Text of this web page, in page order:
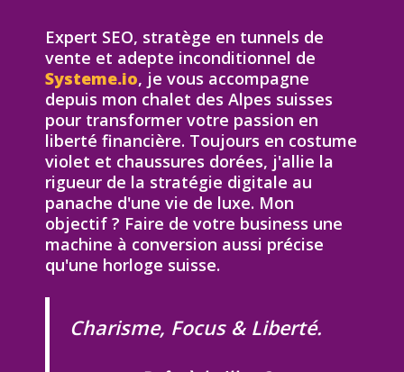
Expert SEO, stratège en tunnels de
vente et adepte inconditionnel de
Systeme.io, je vous accompagne
depuis mon chalet des Alpes suisses
pour transformer votre passion en
liberté financière. Toujours en costume
violet et chaussures dorées, j'allie la
rigueur de la stratégie digitale au
panache d'une vie de luxe. Mon
objectif ? Faire de votre business une
machine à conversion aussi précise
qu'une horloge suisse.
Charisme, Focus & Liberté.